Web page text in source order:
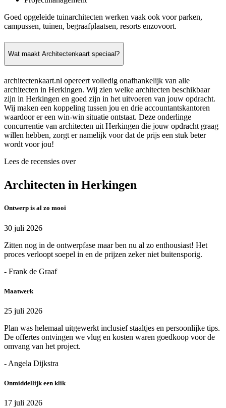
Goed opgeleide tuinarchitecten werken vaak ook voor parken,
campussen, tuinen, begraafplaatsen, resorts enzovoort.
Wat maakt Architectenkaart speciaal?
architectenkaart.nl opereert volledig onafhankelijk van alle
architecten in Herkingen. Wij zien welke architecten beschikbaar
zijn in Herkingen en goed zijn in het uitvoeren van jouw opdracht.
Wij maken een koppeling tussen jou en drie accountantskantoren
waardoor er een win-win situatie ontstaat. Deze onderlinge
concurrentie van architecten uit Herkingen die jouw opdracht graag
willen hebben, zorgt er namelijk voor dat de prijs een stuk beter
wordt voor jou!
Lees de recensies over
Architecten in Herkingen
Ontwerp is al zo mooi
30 juli 2026
Zitten nog in de ontwerpfase maar ben nu al zo enthousiast! Het
proces verloopt soepel in en de prijzen zeker niet buitensporig.
- Frank de Graaf
Maatwerk
25 juli 2026
Plan was helemaal uitgewerkt inclusief staaltjes en persoonlijke tips.
De offertes ontvingen we vlug en kosten waren goedkoop voor de
omvang van het project.
- Angela Dijkstra
Onmiddellijk een klik
17 juli 2026